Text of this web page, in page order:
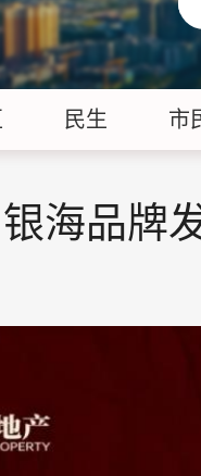
民生 市
海品牌